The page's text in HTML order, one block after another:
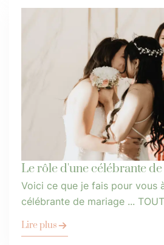
Le rôle d'une célébrante
Voici ce que je fais pour vous
célébrante de mariage ...
Lire plus